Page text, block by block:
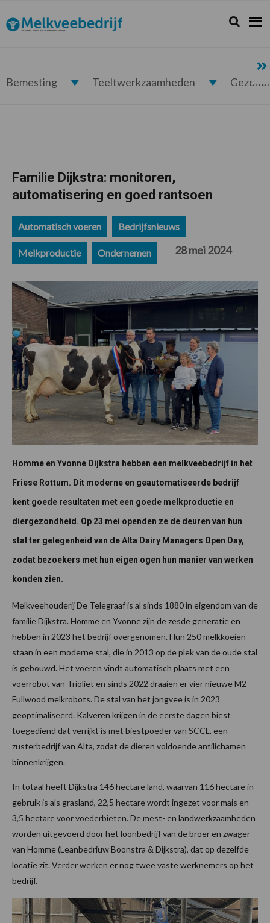
de
hoofdnavigatie
de
hoofd
de
eerste
de
voettekst
Melkveebedrijf.nl Zoeken...
Zoek
Bemesting Teeltwerkzaamheden
Familie Dijkstra: monitoren,
automatisering en goed rantsoen
Automatisch voeren Bedrijfsnieuws
Melkproductie Ondernemen 28 mei 2024
Homme en Yvonne Dijkstra hebben een melkveebedrijf in het
Friese Rottum. Dit moderne en geautomatiseerde bedrijf
kent goede resultaten met een goede melkproductie en
diergezondheid. Op 23 mei openden ze de deuren van hun
stal ter gelegenheid van de Alta Dairy Managers Open Day,
zodat bezoekers met hun eigen ogen hun manier van werken
konden zien.
Melkveehouderij De Telegraaf is al sinds 1880 in eigendom van de
familie Dijkstra. Homme en Yvonne zijn de zesde generatie en
hebben in 2023 het bedrijf overgenomen. Hun 250 melkkoeien
staan in een moderne stal, die in 2013 op de plek van de oude stal
is gebouwd. Het voeren vindt automatisch plaats met een
voerrobot van Trioliet en sinds 2022 draaien er vier nieuwe M2
Fullwood melkrobots. De stal van het jongvee is in 2023
geoptimaliseerd. Kalveren krijgen in de eerste dagen biest
toegediend dat verrijkt is met biestpoeder van SCCL, een
zusterbedrijf van Alta, zodat de dieren voldoende antilichamen
binnenkrijgen.
In totaal heeft Dijkstra 146 hectare land, waarvan 116 hectare in
gebruik is als grasland, 22,5 hectare wordt ingezet voor mais en
3,5 hectare voor voederbieten. De mest- en landwerkzaamheden
worden uitgevoerd door het loonbedrijf van de broer en zwager
van Homme (Leanbedriuw Boonstra & Dijkstra), dat op dezelfde
locatie zit. Verder werken er nog twee vaste werknemers op het
bedrijf.